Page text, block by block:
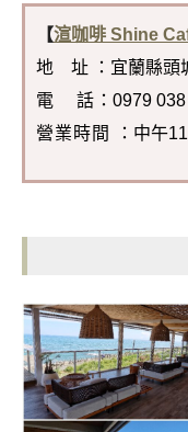
【渲咖啡 Shine
地 址 ：宜蘭縣頭
電 話 ：0979
營業時間
：中午